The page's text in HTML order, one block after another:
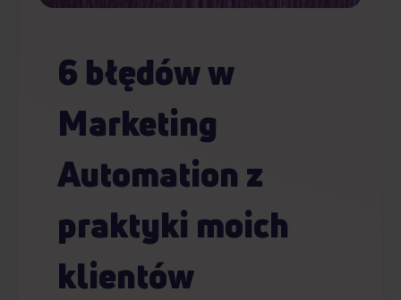
6 błędów w
Marketing
Automation z
praktyki moich
klientów